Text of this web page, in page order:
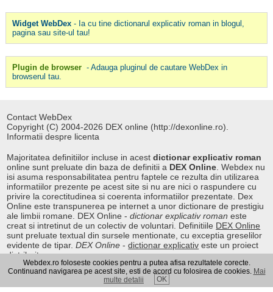
Widget WebDex- Ia cu tine dictionarul explicativ roman in blogul,
pagina sau site-ul tau!
Plugin de browser - Adauga pluginul de cautare WebDex in
browserul tau.
Contact WebDex
Copyright (C) 2004-2026 DEX online (http://dexonline.ro).
Informatii despre licenta
Majoritatea definitiilor incluse in acestdictionar explicativ roman
online sunt preluate din baza de definitii a DEX Online . Webdex nu
isi asuma responsabilitatea pentru faptele ce rezulta din utilizarea
informatiilor prezente pe acest site si nu are nici o raspundere cu
privire la corectitudinea si coerenta informatiilor prezentate. Dex
Online este transpunerea pe internet a unor dictionare de prestigiu
ale limbii romane. DEX Online -dictionar explicativ roman este
creat si intretinut de un colectiv de voluntari. Definitiile DEX Online
sunt preluate textual din sursele mentionate, cu exceptia greselilor
evidente de tipar.DEX Online -dictionar explicativ este un proiect
distribuit.
|Pret fier vechi
Webdex.ro foloseste cookies pentru a putea afisa rezultatele corecte.
Continuand navigarea pe acest site, esti de acord cu folosirea de cookies. Mai
multe detalii
OK